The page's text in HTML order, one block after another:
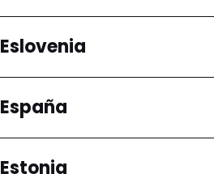
Niederösterreich
Regiones
Gobernación de El
Eslovenia
Regiones
Ljubljana
España
Regiones
Estonia